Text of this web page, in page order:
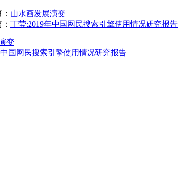
山水画发展演变
丁莹:2019年中国网民搜索引擎使用情况研究报告
变
国网民搜索引擎使用情况研究报告